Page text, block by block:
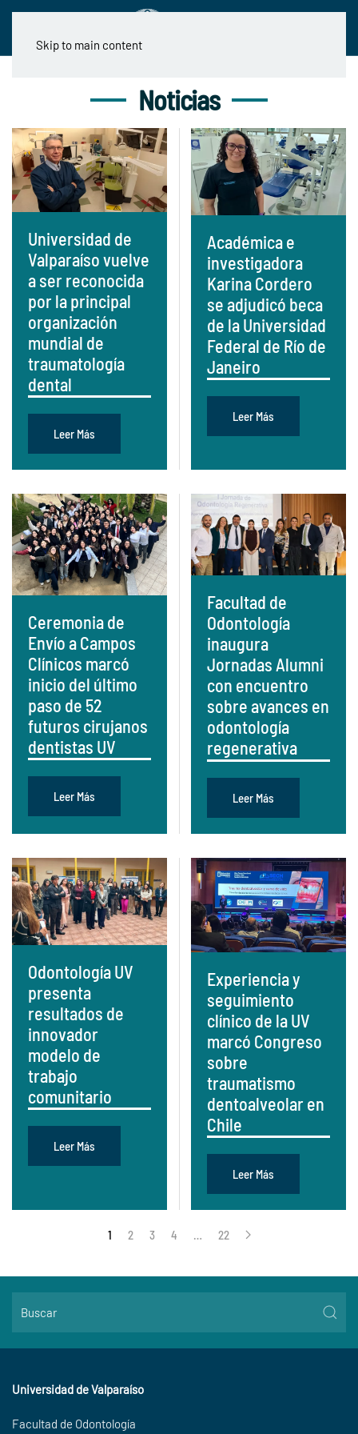
Skip to main content
Noticias
Universidad de
Valparaíso vuelve
a ser reconocida
por la principal
organización
mundial de
traumatología
dental
Leer Más
Académica e
investigadora
Karina Cordero
se adjudicó beca
de la Universidad
Federal de Río de
Janeiro
Leer Más
Ceremonia de
Envío a Campos
Clínicos marcó
inicio del último
paso de 52
futuros cirujanos
dentistas UV
Leer Más
Facultad de
Odontología
inaugura
Jornadas Alumni
con encuentro
sobre avances en
odontología
regenerativa
Leer Más
Odontología UV
presenta
resultados de
innovador
modelo de
trabajo
comunitario
Leer Más
Experiencia y
seguimiento
clínico de la UV
marcó Congreso
sobre
traumatismo
dentoalveolar en
Chile
Leer Más
1 2 3 4 … 22
Universidad de Valparaíso
Facultad de Odontología